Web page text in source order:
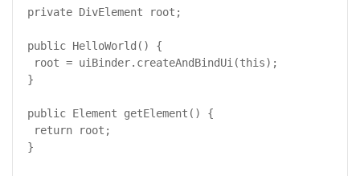
private DivElement root;
public HelloWorld() {
  root = uiBinder.createAndBindUi(this);
}
public Element getElement() {
  return root;
}